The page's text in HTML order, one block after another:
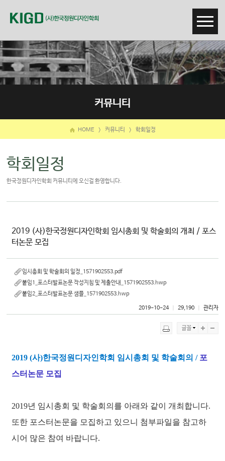
커뮤니티
HOME > 커뮤니티 > 학회일정
학회일정
한국정원디자인학회 커뮤니티에 오신걸 환영합니다.
2019 (사)한국정원디자인학회 임시총회 및 학술회의 개최 / 포스
터논문 모집
임시총회 및 학술회의 일정_1571902553.pdf
붙임1_포스터발표논문 작성지침 및 제출안내_1571902553.hwp
붙임2_포스터발표논문 샘플_1571902553.hwp
2019-10-24 29,190 관리자
2019 (사)한국정원디자인학회 임시총회 및 학술회의 / 포
스터논문 모집
2019년 임시총회 및 학술회의를 아래와 같이 개최합니다.
또한 포스터논문을 모집하고 있으니 첨부파일을 참고하
시어 많은 참여 바랍니다.